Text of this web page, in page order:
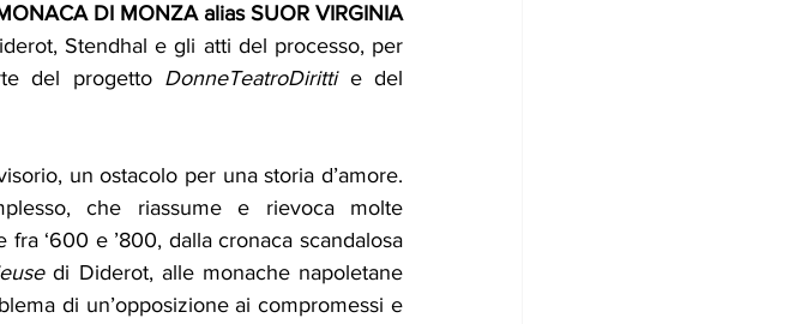
DI MONZA alias SUOR VIRGINIA
Stendhal e gli atti del processo, per
del progetto DonneTeatroDiritti e del
un ostacolo per una storia d’amore.
che riassume e rievoca molte
‘600 e ’800, dalla cronaca scandalosa
di Diderot, alle monache napoletane
di un’opposizione ai compromessi e